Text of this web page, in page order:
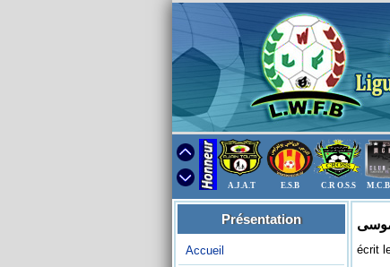
A.J.A.T E.S.B C.R O.S.S
Présentation
Accueil
موسى
écrit